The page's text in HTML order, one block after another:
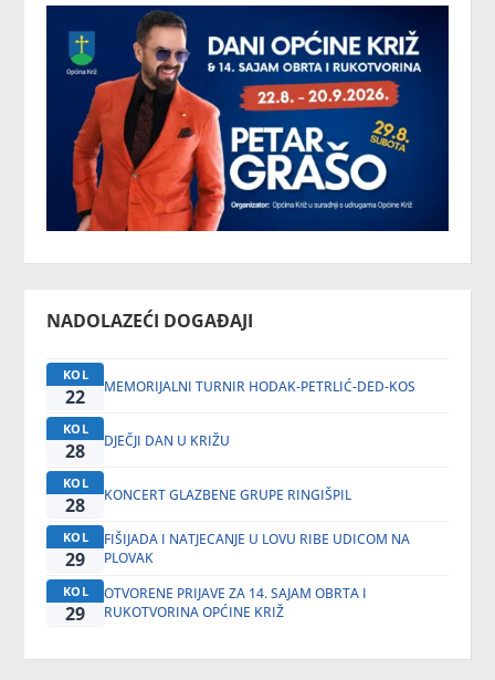
NADOLAZEĆI DOGAĐAJI
KOL
22 MEMORIJALNI TURNIR HODAK-PETRLIĆ-DED-KOS
KOL
28 DJEČJI DAN U KRIŽU
KOL
28 KONCERT GLAZBENE GRUPE RINGIŠPIL
KOL
29
FIŠIJADA I NATJECANJE U LOVU RIBE UDICOM NA
PLOVAK
KOL
29
OTVORENE PRIJAVE ZA 14. SAJAM OBRTA I
RUKOTVORINA OPĆINE KRIŽ